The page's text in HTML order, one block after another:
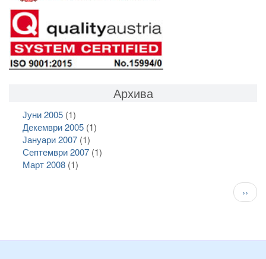
Архива
Јуни 2005(1)
Декември 2005(1)
Јануари 2007(1)
Септември 2007(1)
Март 2008(1)
››